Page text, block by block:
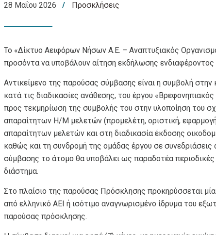
28 Μαΐου 2026 Προσκλήσεις
Το «Δίκτυο Αειφόρων Νήσων Α.Ε. – Αναπτυξιακός
προσόντα να υποβάλουν αίτηση εκδήλωσης
Αντικείμενο της παρούσας σύμβασης είναι η συμβολή
κατά τις διαδικασίες ανάθεσης, του έργου
προς τεκμηρίωση της συμβολής του στην υλοποίηση του
απαραίτητων Η/Μ μελετών (προμελέτη, οριστική,
απαραίτητων μελετών και στη διαδικασία έκδοσης
καθώς και τη συνδρομή της ομάδας έργου σε
σύμβασης το άτομο θα υποβάλει ως παραδοτέα περιοδικές
διάστημα.
Στο πλαίσιο της παρούσας Πρόσκλησης προκηρύσσεται
από ελληνικό ΑΕΙ ή ισότιμο αναγνωρισμένο ίδρυμα του
παρούσας πρόσκλησης.